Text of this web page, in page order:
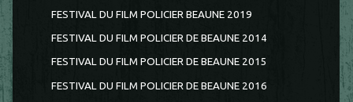
FESTIVAL DU FILM POLICIER BEAUNE 2019
FESTIVAL DU FILM POLICIER DE BEAUNE 2014
FESTIVAL DU FILM POLICIER DE BEAUNE 2015
FESTIVAL DU FILM POLICIER DE BEAUNE 2016